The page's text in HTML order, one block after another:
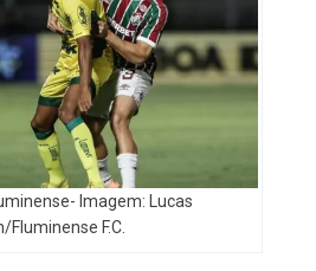
Imagem: Lucas
Fluminense F.C.